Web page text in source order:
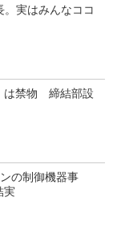
実はみんなココ
は禁物 締結部設
の制御機器事
実